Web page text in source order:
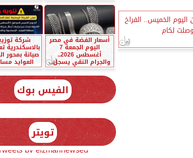
اليوم الخميس.. الفراخ
وصلت لكام
أسعار الفضة في مصر
اليوم الجمعة 7
أغسطس 2026..
والجرام النقي يسجل...
شركة
بالاسكندرية
صيانة بمحور
العوايد
الفيس بوك
تويتر
by elzmannewseg